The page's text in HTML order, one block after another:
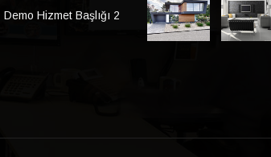
Demo Hizmet Başlığı 2